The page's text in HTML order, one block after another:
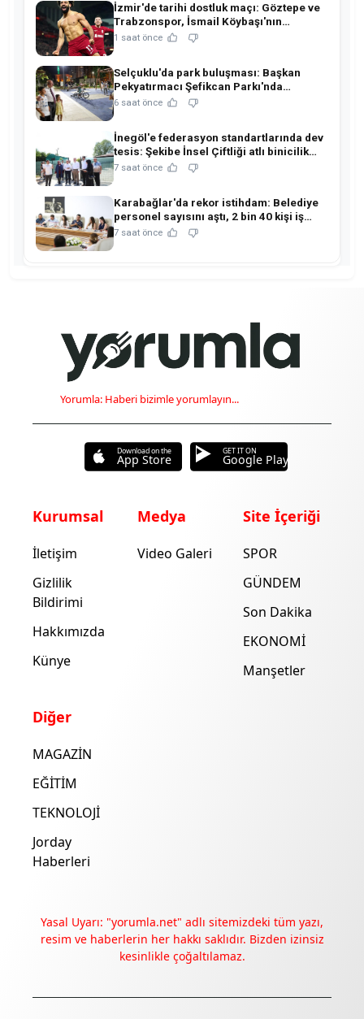
Deneyimini iyileştirmek ve içeriğimizi geliştirmek için çerezler
İzmir'de tarihi dostluk maçı: Göztepe ve
Trabzonspor, İsmail Köybaşı'nın
jübilesinde buluşuyor!
1 saat önce
Selçuklu'da park buluşması: Başkan
Pekyatırmacı Şefikcan Parkı'nda
hemşehrileriyle buluştu!
6 saat önce
İnegöl'e federasyon standartlarında dev
tesis: Şekibe İnsel Çiftliği atlı binicilik
merkezine dönüşüyor!
7 saat önce
Karabağlar'da rekor istihdam: Belediye
personel sayısını aştı, 2 bin 40 kişi iş
sahibi oldu!
7 saat önce
Yorumla: Haberi bizimle yorumlayın...
Download on the
App Store
GET IT ON
Google Play
Kurumsal
İletişim
Gizlilik
Bildirimi
Hakkımızda
Künye
Medya
Video Galeri
Site İçeriği
SPOR
GÜNDEM
Son Dakika
EKONOMİ
Manşetler
Diğer
MAGAZİN
EĞİTİM
TEKNOLOJİ
Jorday
Haberleri
Yasal Uyarı: "yorumla.net" adlı sitemizdeki tüm yazı,
resim ve haberlerin her hakkı saklıdır. Bizden izinsiz
kesinlikle çoğaltılamaz.